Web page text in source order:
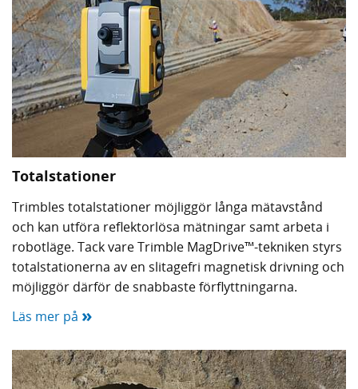
Totalstationer
Trimbles totalstationer möjliggör långa mätavstånd
och kan utföra reflektorlösa mätningar samt arbeta i
robotläge. Tack vare Trimble MagDrive™-tekniken styrs
totalstationerna av en slitagefri magnetisk drivning och
möjliggör därför de snabbaste förflyttningarna.
Läs mer på »